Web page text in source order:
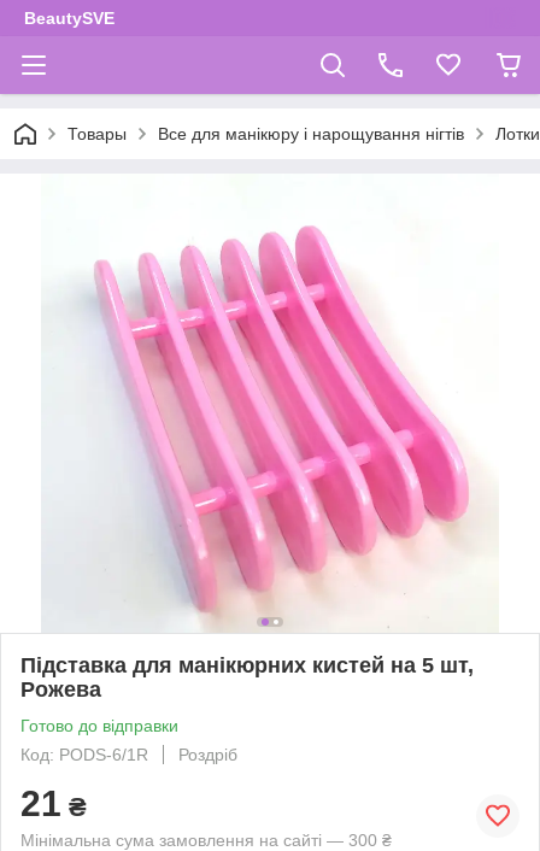
BeautySVE
Товары Все для манікюру і нарощування нігтів
Підставка для манікюрних кистей на 5 шт,
Рожева
Готово до відправки
Код: PODS-6/1R
Роздріб
21 ₴
Мінімальна сума замовлення на сайті — 300 ₴